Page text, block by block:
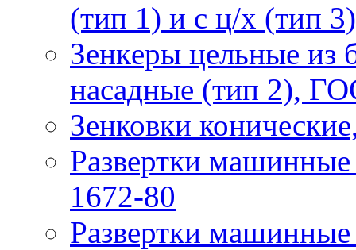
(тип 1) и с ц/х (тип
Зeнкeры цельные из
насадные (тип 2),
Зенковки
Рaзвeртки
1672-80
Рaзвeртки